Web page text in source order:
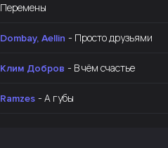
Перемены
Dombay, Aellin - Просто друзьями
Клим Добров - В чём счастье
Ramzes - А губы